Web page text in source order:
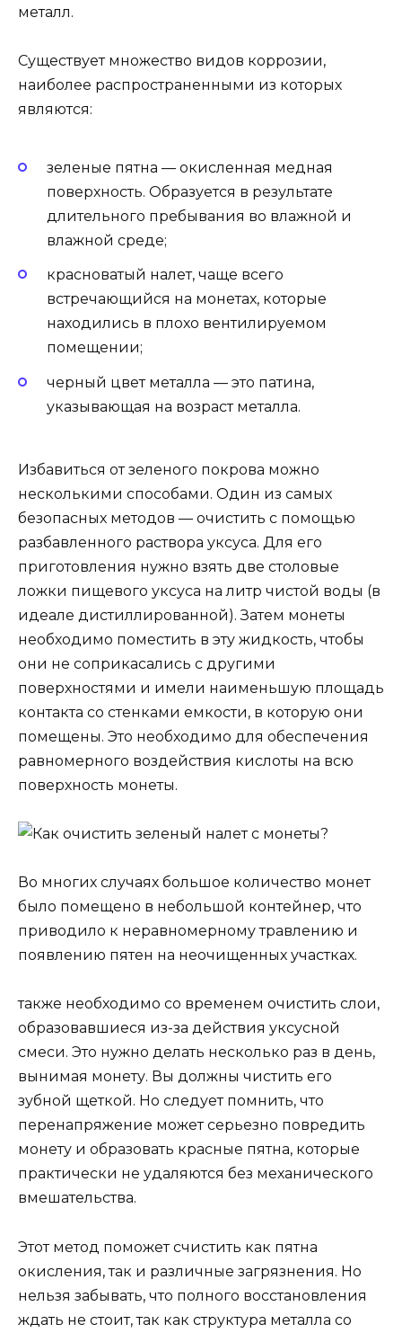
металл.
Существует множество видов коррозии,
наиболее распространенными из которых
являются:
зеленые пятна — окисленная медная
поверхность. Образуется в результате
длительного пребывания во влажной и
влажной среде;
красноватый налет, чаще всего
встречающийся на монетах, которые
находились в плохо вентилируемом
помещении;
черный цвет металла — это патина,
указывающая на возраст металла.
Избавиться от зеленого покрова можно
несколькими способами. Один из самых
безопасных методов — очистить с помощью
разбавленного раствора уксуса. Для его
приготовления нужно взять две столовые
ложки пищевого уксуса на литр чистой воды (в
идеале дистиллированной). Затем монеты
необходимо поместить в эту жидкость, чтобы
они не соприкасались с другими
поверхностями и имели наименьшую площадь
контакта со стенками емкости, в которую они
помещены. Это необходимо для обеспечения
равномерного воздействия кислоты на всю
поверхность монеты.
Во многих случаях большое количество монет
было помещено в небольшой контейнер, что
приводило к неравномерному травлению и
появлению пятен на неочищенных участках.
также необходимо со временем очистить слои,
образовавшиеся из-за действия уксусной
смеси. Это нужно делать несколько раз в день,
вынимая монету. Вы должны чистить его
зубной щеткой. Но следует помнить, что
перенапряжение может серьезно повредить
монету и образовать красные пятна, которые
практически не удаляются без механического
вмешательства.
Этот метод поможет счистить как пятна
окисления, так и различные загрязнения. Но
нельзя забывать, что полного восстановления
ждать не стоит, так как структура металла со